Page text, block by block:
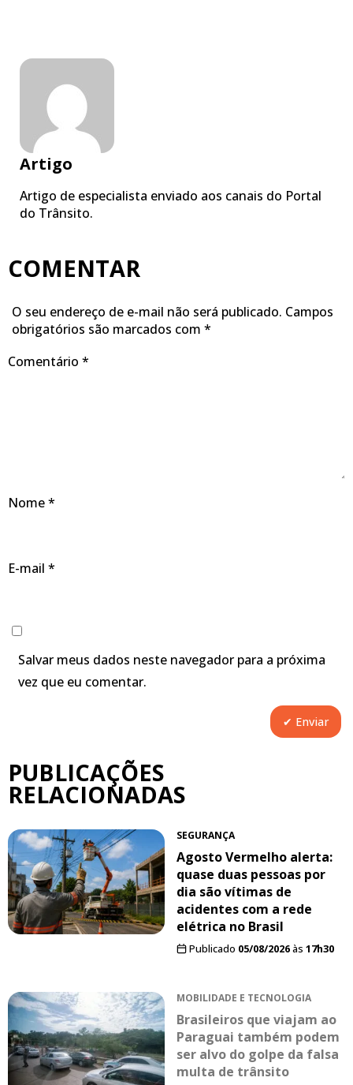
Artigo
Artigo de especialista enviado aos canais do Portal
do Trânsito.
COMENTAR
O seu endereço de e-mail não será publicado. Campos
obrigatórios são marcados com *
Comentário *
Nome*
E-mail *
Salvar meus dados neste navegador para a próxima
vez que eu comentar.
PUBLICAÇÕES
RELACIONADAS
SEGURANÇA
Agosto Vermelho alerta:
quase duas pessoas por
dia são vítimas de
acidentes com a rede
elétrica no Brasil
Publicado 05/08/2026às 17h30
MOBILIDADE E TECNOLOGIA
Brasileiros que viajam ao
Paraguai também podem
ser alvo do golpe da falsa
multa de trânsito